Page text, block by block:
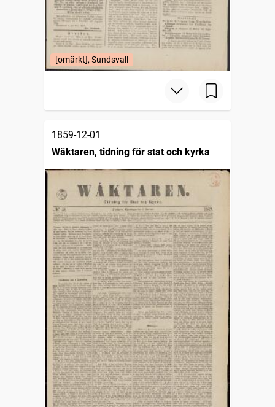
[omärkt], Sundsvall
1859-12-01
Wäktaren, tidning för stat och kyrka